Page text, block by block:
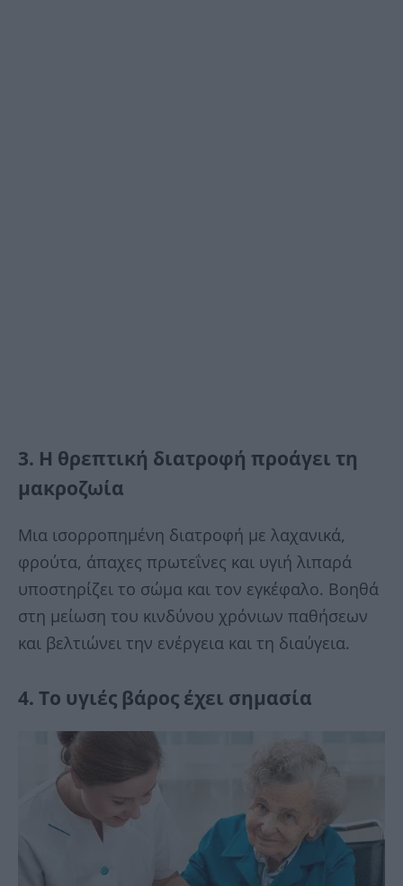
3. Η θρεπτική διατροφή προάγει τη
μακροζωία
Μια ισορροπημένη διατροφή με λαχανικά,
φρούτα, άπαχες πρωτεΐνες και υγιή λιπαρά
υποστηρίζει το σώμα και τον εγκέφαλο. Βοηθά
στη μείωση του κινδύνου χρόνιων παθήσεων
και βελτιώνει την ενέργεια και τη διαύγεια.
4. Το υγιές βάρος έχει σημασία